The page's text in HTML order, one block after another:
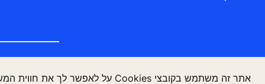
אתר זה משתמש בקובצי Cookies על לאפשר לך את חווית המשתמש הטובה ביותר.